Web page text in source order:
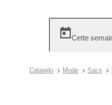
Cette
Catawiki Mode Sacs